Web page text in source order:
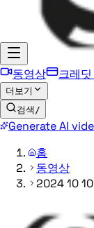
동영상
크레
더보기
검색 /
Generate AI
홈
동영상
2024 10